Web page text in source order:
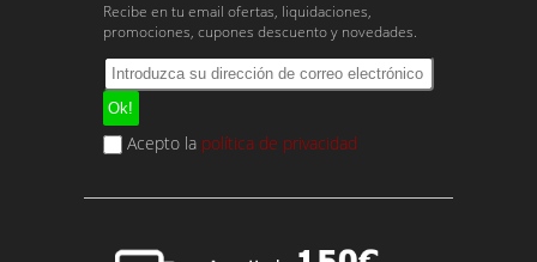
Recibe en tu email ofertas, liquidaciones,
promociones, cupones descuento y novedades.
Acepto la política de privacidad